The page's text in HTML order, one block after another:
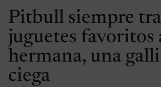
Pitbull siempre
juguetes favoritos
hermana, una
ciega